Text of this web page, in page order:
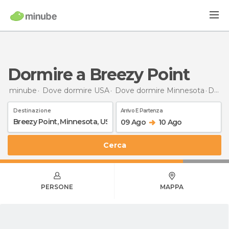
Dormire a Breezy Point
minube Dove dormire USA Dove dormire Minnesota Dormire
Destinazione Arrivo E Partenza
09 Ago 10 Ago
Cerca
PERSONE MAPPA